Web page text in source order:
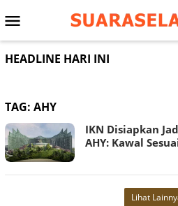
ke
Menu
Mobile
HEADLINE HARI INI
TAG: AHY
IKN Disiapkan
AHY: Kawal
Lihat